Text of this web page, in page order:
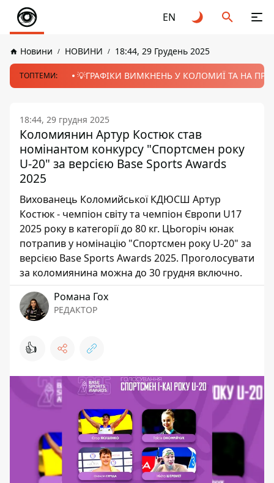
EN
Новини НОВИНИ 18:44, 29 Грудень 2025
ТОПТЕМИ: 💡ГРАФІКИ ВИМКНЕНЬ У КОЛОМИЇ ТА НА
18:44, 29 грудня 2025
Коломиянин Артур Костюк став
номінантом конкурсу "Спортсмен року
U-20" за версією Base Sports Awards
2025
Вихованець Коломийської КДЮСШ Артур
Костюк - чемпіон світу та чемпіон Європи U17
2025 року в категорії до 80 кг. ЦЬогоріч юнак
потрапив у номінацію "Спортсмен року U-20" за
версією Base Sports Awards 2025. Проголосувати
за коломиянина можна до 30 грудня включно.
Романа Гох
РЕДАКТОР
👍